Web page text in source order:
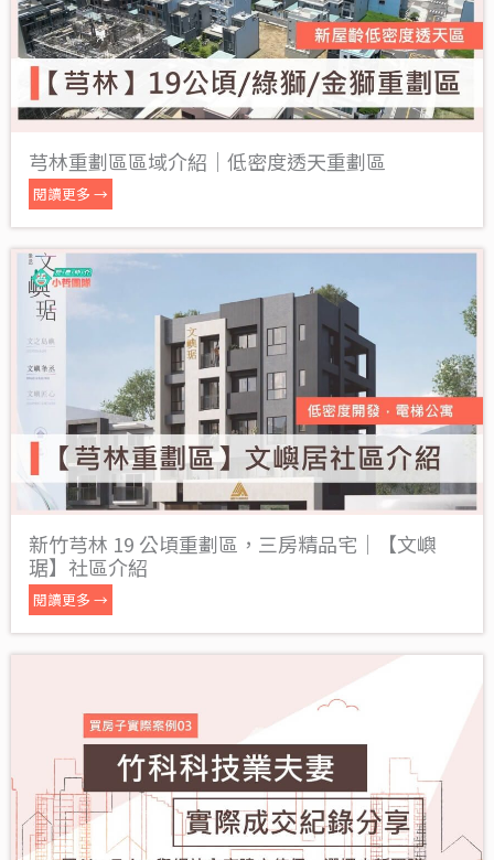
芎林重劃區區域介紹｜低密度透天重劃區
閱讀更多 →
新竹芎林 19 公頃重劃區，三房精品宅｜【文嶼
琚】社區介紹
閱讀更多 →